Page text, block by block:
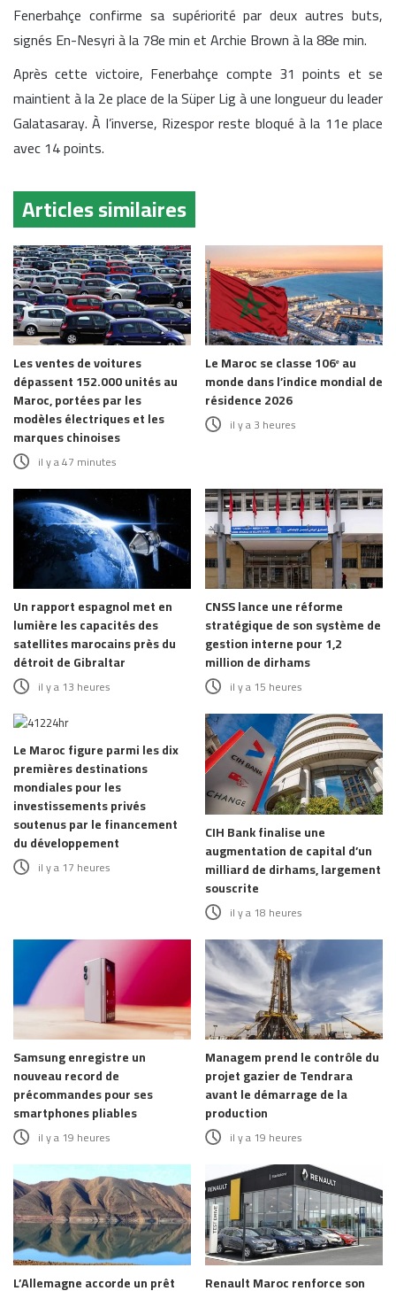
Fenerbahçe confirme sa supériorité par deux autres buts,
signés En-Nesyri à la 78e min et Archie Brown à la 88e min.
Après cette victoire, Fenerbahçe compte 31 points et se
maintient à la 2e place de la Süper Lig à une longueur du leader
Galatasaray. À l’inverse, Rizespor reste bloqué à la 11e place
avec 14 points.
Articles similaires
Les ventes de voitures
dépassent 152.000 unités au
Maroc, portées par les
modèles électriques et les
marques chinoises
il y a 47 minutes
Le Maroc se classe 106ᵉ au
monde dans l’indice mondial de
résidence 2026
il y a 3 heures
Un rapport espagnol met en
lumière les capacités des
satellites marocains près du
détroit de Gibraltar
il y a 13 heures
CNSS lance une réforme
stratégique de son système de
gestion interne pour 1,2
million de dirhams
il y a 15 heures
Le Maroc figure parmi les dix
premières destinations
mondiales pour les
investissements privés
soutenus par le financement
du développement
il y a 17 heures
CIH Bank finalise une
augmentation de capital d’un
milliard de dirhams, largement
souscrite
il y a 18 heures
Samsung enregistre un
nouveau record de
précommandes pour ses
smartphones pliables
il y a 19 heures
Managem prend le contrôle du
projet gazier de Tendrara
avant le démarrage de la
production
il y a 19 heures
L’Allemagne accorde un prêt
Renault Maroc renforce son